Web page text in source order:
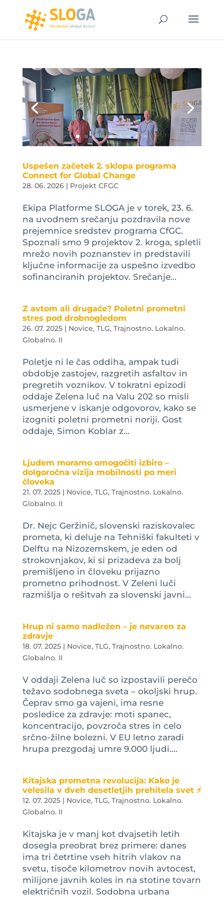
Uspešen začetek 2. sklopa programa
Connect for Global Change
28. 06. 2026| Projekt CFGC
Ekipa Platforme SLOGA je v torek, 23. 6.
na uvodnem srečanju pozdravila nove
prejemnice sredstev programa CfGC.
Spoznali smo 9 projektov 2. kroga, spletli
mrežo novih poznanstev in predstavili
ključne informacije za uspešno izvedbo
sofinanciranih projektov. Srečanje...
Z avtom ali drugače? Poletni prometni
stres pod drobnogledom
26. 07. 2025| Novice, TLG, Trajnostno. Lokalno.
Globalno. II
Poletje ni le čas oddiha, ampak tudi
obdobje zastojev, razgretih asfaltov in
pregretih voznikov. V tokratni epizodi
oddaje Zelena luč na Valu 202 so misli
usmerjene v iskanje odgovorov, kako se
izogniti poletni prometni noriji. Gost
oddaje, Simon Koblar z...
Ljudem moramo omogočiti izbiro –
dolgoročna vizija mobilnosti po meri
človeka
21. 07. 2025| Novice, TLG, Trajnostno. Lokalno.
Globalno. II
Dr. Nejc Geržinič, slovenski raziskovalec
prometa, ki deluje na Tehniški fakulteti v
Delftu na Nizozemskem, je eden od
strokovnjakov, ki si prizadeva za bolj
premišljeno in človeku prijazno
prometno prihodnost. V Zeleni luči
razmišlja o rešitvah za slovenski javni...
Hrup ni samo nadležen – je nevaren za
zdravje
18. 07. 2025| Novice, TLG, Trajnostno. Lokalno.
Globalno. II
V oddaji Zelena luč so izpostavili perečo
težavo sodobnega sveta – okoljski hrup.
Čeprav smo ga vajeni, ima resne
posledice za zdravje: moti spanec,
koncentracijo, povzroča stres in celo
srčno-žilne bolezni. V EU letno zaradi
hrupa prezgodaj umre 9.000 ljudi....
Kitajska prometna revolucija: Kako je
velesila v dveh desetletjih prehitela svet ⚡
12. 07. 2025| Novice, TLG, Trajnostno. Lokalno.
Globalno. II
Kitajska je v manj kot dvajsetih letih
dosegla preobrat brez primere: danes
ima tri četrtine vseh hitrih vlakov na
svetu, tisoče kilometrov novih avtocest,
milijone javnih koles in na stotine tovarn
električnih vozil. Sodobna urbana